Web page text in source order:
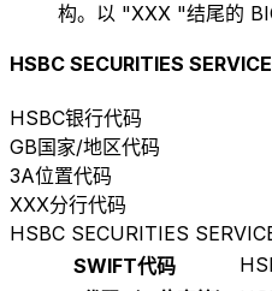
构。以 "XXX "结尾的
HSBC SECURITIES
HSBC银行代码
GB国家/地区代码
3A位置代码
XXX分行代码
HSBC SECURITIES
SWIFT代码